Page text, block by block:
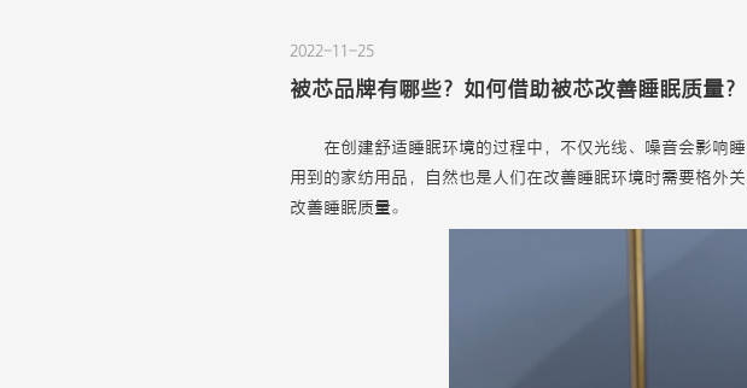
2022-11-25
被芯品牌有哪些？如何借助被芯改善睡眠质量？
在创建舒适睡眠环境的过程中，不仅光线、噪音会影响
用到的家纺用品，自然也是人们在改善睡眠环境时需要格外
改善睡眠质量。